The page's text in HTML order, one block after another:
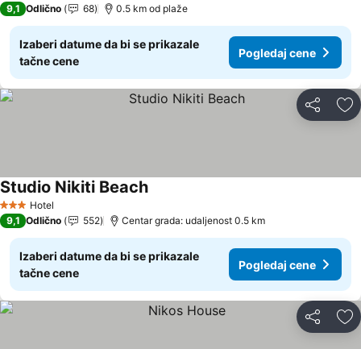
9,1 Odlično 68 0.5 km od plaže
Izaberi datume da bi se prikazale
tačne cene
Pogledaj cene
Deli
3 Zvezdice
Hotel
Studio Nikiti BeachPogledaj cene
9,1 Odlično 552 Centar grada: udaljenost 0.5 km
Izaberi datume da bi se prikazale
tačne cene
Pogledaj cene
Deli